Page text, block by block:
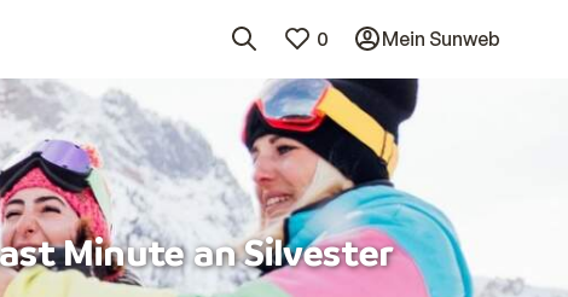
0 Mein Sunweb
Minute an Silvester